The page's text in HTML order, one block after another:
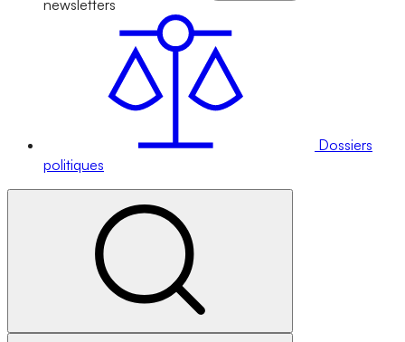
newsletters
Dossiers
politiques